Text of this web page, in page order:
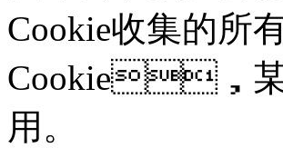
Cookie收集的所
Cookie，某
用。